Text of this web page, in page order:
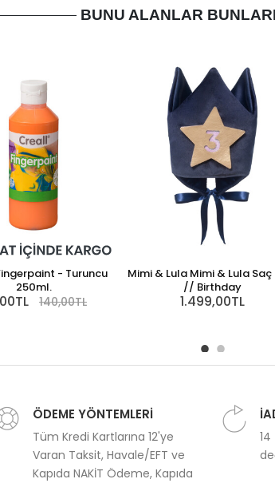
BUNU ALANLAR
- Turuncu
250ml.
140,00TL
Mimi & Lula Mimi & Lula Saç
// Birthday
1.499,00TL
ÖDEME YÖNTEMLERİ
Tüm Kredi Kartlarına 12'ye
Varan Taksit, Havale/EFT ve
Kapıda NAKİT Ödeme, Kapıda